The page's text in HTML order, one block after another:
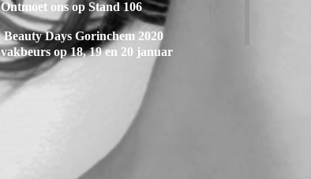
Ontmoet ons op Stand 106
Beauty Days Gorinchem 2020
vakbeurs op 18, 19 en 20 januar